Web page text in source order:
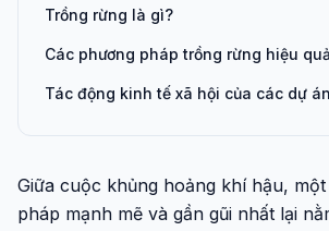
Trồng rừng là gì?
Các phương pháp trồng rừng hiệu
Tác động kinh tế xã hội của các dự
Giữa cuộc khủng hoảng khí hậu,
pháp mạnh mẽ và gần gũi nhất lại